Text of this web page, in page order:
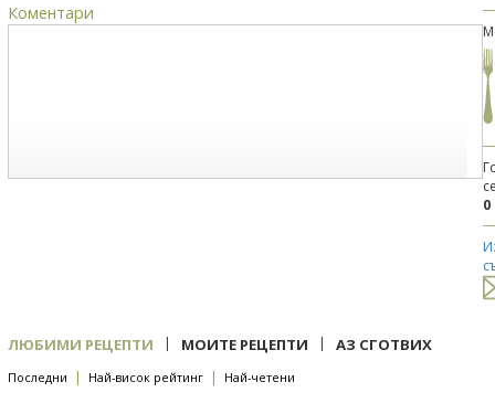
Коментари
0
ЛЮБИМИ РЕЦЕПТИ | МОИТЕ РЕЦЕПТИ | АЗ СГОТВИХ
Последни | Най-висок рейтинг | Най-четени